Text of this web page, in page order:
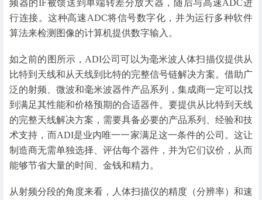
频器的IF被馈送到单端转差分放大器，随后与高速ADC进
行连接。这种高速ADC将信号数字化，并为运行多种软件
算法来检测图像的计算机提供数字输入。
如之前的图所示，ADI公司可以为毫米波人体扫描仪提供从
比特到天线和从天线到比特的完整信号链解决方案。借助广
泛的射频、微波和毫米波器件产品系列，集成商一定可以找
到满足其性能和价格预期的合适器件。要提供从比特到天线
的完整天线解决方案，需要具备必要的产品系列、经验和技
术支持，而ADI是业内唯一一家满足这一条件的公司。这让
制造商无需单独选择、评估每个器件，并为它们议价，从而
能够节省大量的时间、金钱和精力。
从射频分段的角度来看，人体扫描仪的精度（分辨率）和速